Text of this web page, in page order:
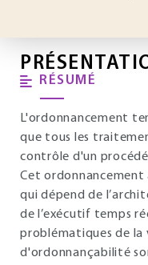
RÉSUMÉ
L'ordonnancement
que tous les
contrôle d'un
Cet ordonnancement
qui dépend de
de l’exécutif temps
problématiques de
d'ordonnançabilité